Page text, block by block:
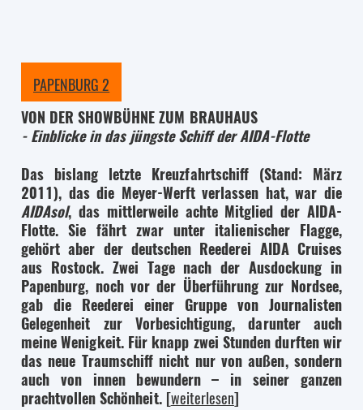
PAPENBURG 2
VON DER SHOWBÜHNE ZUM BRAUHAUS
- Einblicke in das jüngste Schiff der AIDA-Flotte
Das bislang letzte Kreuzfahrtschiff (Stand: März
2011), das die Meyer-Werft verlassen hat, war die
AIDAsol, das mittlerweile achte Mitglied der AIDA-
Flotte. Sie fährt zwar unter italienischer Flagge,
gehört aber der deutschen Reederei AIDA Cruises
aus Rostock. Zwei Tage nach der Ausdockung in
Papenburg, noch vor der Überführung zur Nordsee,
gab die Reederei einer Gruppe von Journalisten
Gelegenheit zur Vorbesichtigung, darunter auch
meine Wenigkeit. Für knapp zwei Stunden durften wir
das neue Traumschiff nicht nur von außen, sondern
auch von innen bewundern – in seiner ganzen
prachtvollen Schönheit. [weiterlesen]